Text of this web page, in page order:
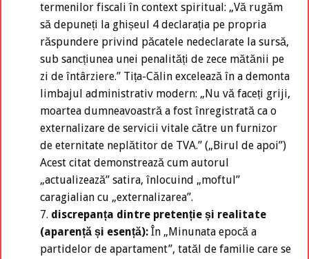
termenilor fiscali în context spiritual: „Vă rugăm
să depuneți la ghișeul 4 declarația pe propria
răspundere privind păcatele nedeclarate la sursă,
sub sancțiunea unei penalități de zece mătănii pe
zi de întârziere.” Tița-Călin excelează în a demonta
limbajul administrativ modern: „Nu vă faceți griji,
moartea dumneavoastră a fost înregistrată ca o
externalizare de servicii vitale către un furnizor
de eternitate neplătitor de TVA.” („Birul de apoi”)
Acest citat demonstrează cum autorul
„actualizează” satira, înlocuind „moftul”
caragialian cu „externalizarea”.
discrepanța dintre pretenție și realitate
(aparență și esență): În „Minunata epocă a
partidelor de apartament”, tatăl de familie care se